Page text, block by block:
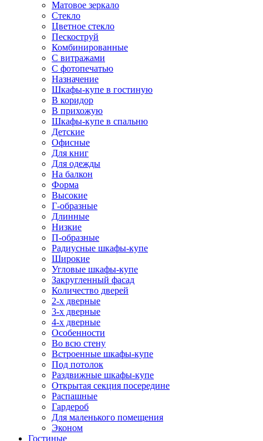
Матовое зеркало
Стекло
Цветное стекло
Пескоструй
Комбинированные
С витражами
С фотопечатью
Назначение
Шкафы-купе в гостиную
В коридор
В прихожую
Шкафы-купе в спальню
Детские
Офисные
Для книг
Для одежды
На балкон
Форма
Высокие
Г-образные
Длинные
Низкие
П-образные
Радиусные шкафы-купе
Широкие
Угловые шкафы-купе
Закругленный фасад
Количество дверей
2-х дверные
3-х дверные
4-х дверные
Особенности
Во всю стену
Встроенные шкафы-купе
Под потолок
Раздвижные шкафы-купе
Открытая секция посередине
Распашные
Гардероб
Для маленького помещения
Эконом
Гостиные